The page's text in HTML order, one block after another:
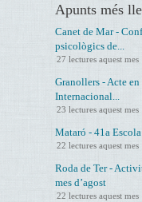
Apunts més
Canet de Mar -
psicològics de...
27 lectures aquest mes
Granollers - Acte
Internacional...
23 lectures aquest mes
Mataró - 41a
22 lectures aquest mes
Roda de Ter -
mes d’agost
22 lectures aquest mes